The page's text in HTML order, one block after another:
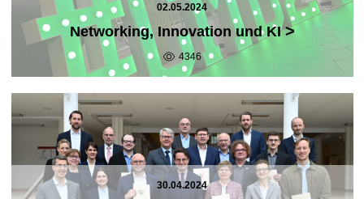
02.05.2024
Networking, Innovation und KI>
4346
30.04.2024